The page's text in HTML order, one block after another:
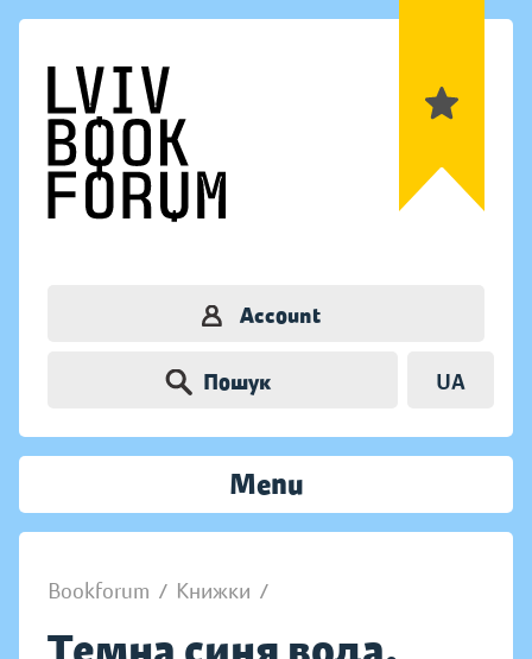
Account
Пошук UA
Menu
Bookforum / Книжки /